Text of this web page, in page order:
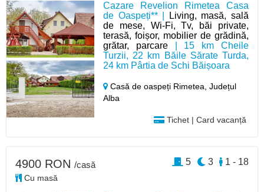
Cazare Revelion Rimetea Casa
de Oaspeți** |
Living, masă, sală
de mese, Wi-Fi, Tv, băi private,
terasă, foișor, mobilier de grădină,
grătar, parcare| 15 km Cheile
Turzii, 22 km Băile Sărate Turda,
24 km Pârtia de Schi Băișoara
Casă de oaspeți Rimetea,Județul
Alba
Tichet | Card vacanță
4900 RON /casă
Cu masă
1 - 18
3
5